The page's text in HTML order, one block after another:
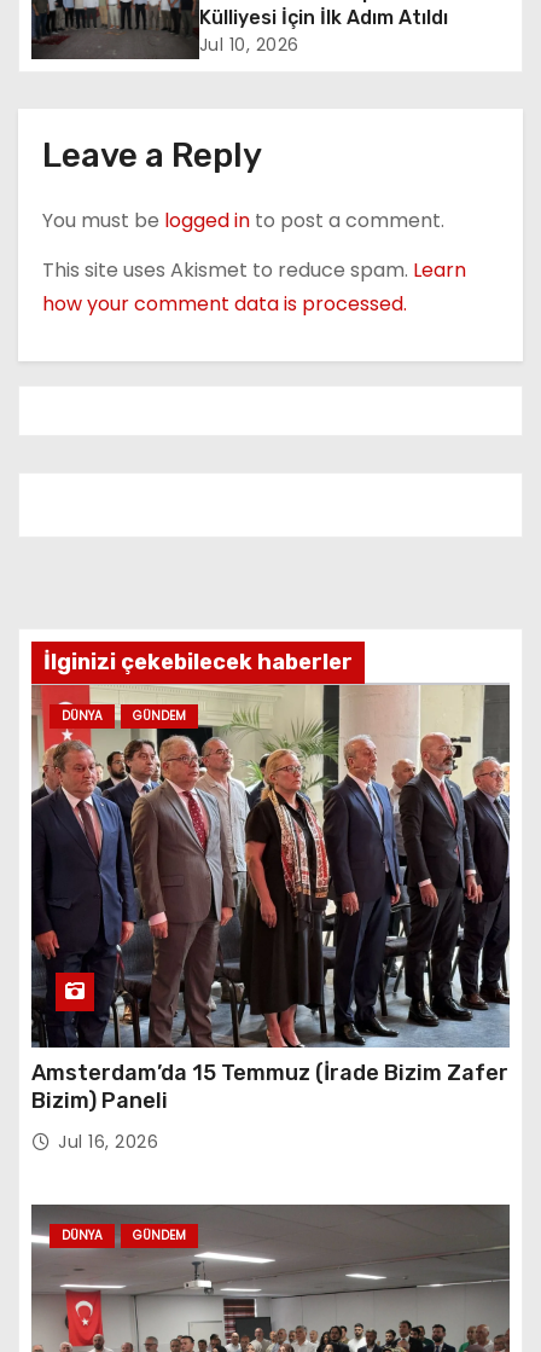
t
n
Külliyesi İçin İlk Adım Atıldı
Jul 10, 2026
Leave a Reply
You must be logged in to post a comment.
This site uses Akismet to reduce spam. Learn
how your comment data is processed.
İlginizi çekebilecek haberler
DÜNYA GÜNDEM
Amsterdam’da 15 Temmuz (İrade Bizim Zafer
Bizim) Paneli
Jul 16, 2026
DÜNYA GÜNDEM